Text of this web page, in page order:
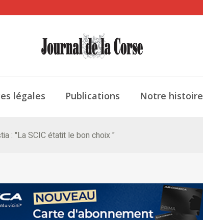
légales Publications Notre histoire
: "La SCIC étatit le bon choix "